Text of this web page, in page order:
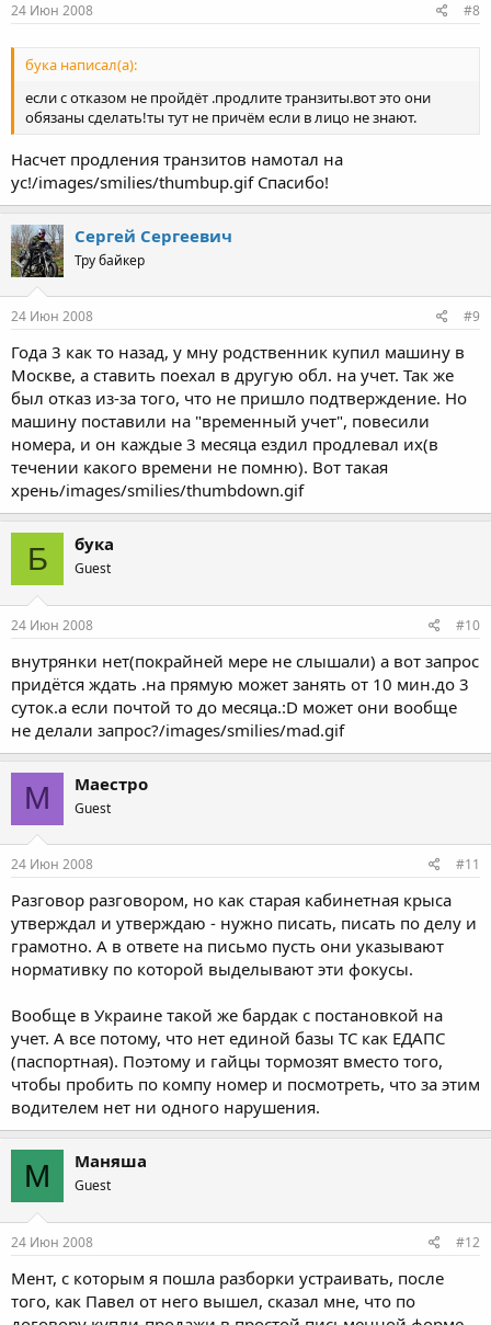
24 Июн 2008 #8
бука написал(а):
если с отказом не пройдёт .продлите транзиты.вот это они
обязаны сделать!ты тут не причём если в лицо не знают.
Насчет продления транзитов намотал на
ус!/images/smilies/thumbup.gif Спасибо!
Сергей Сергеевич
Тру байкер
24 Июн 2008 #9
Года 3 как то назад, у мну родственник купил машину в
Москве, а ставить поехал в другую обл. на учет. Так же
был отказ из-за того, что не пришло подтверждение. Но
машину поставили на "временный учет", повесили
номера, и он каждые 3 месяца ездил продлевал их(в
течении какого времени не помню). Вот такая
хрень/images/smilies/thumbdown.gif
Б бука
Guest
24 Июн 2008 #10
внутрянки нет(покрайней мере не слышали) а вот запрос
придётся ждать .на прямую может занять от 10 мин.до 3
суток.а если почтой то до месяца.:D может они вообще
не делали запрос?/images/smilies/mad.gif
М Маестро
Guest
24 Июн 2008 #11
Разговор разговором, но как старая кабинетная крыса
утверждал и утверждаю - нужно писать, писать по делу и
грамотно. А в ответе на письмо пусть они указывают
нормативку по которой выделывают эти фокусы.
Вообще в Украине такой же бардак с постановкой на
учет. А все потому, что нет единой базы ТС как ЕДАПС
(паспортная). Поэтому и гайцы тормозят вместо того,
чтобы пробить по компу номер и посмотреть, что за этим
водителем нет ни одного нарушения.
М Маняша
Guest
24 Июн 2008 #12
Мент, с которым я пошла разборки устраивать, после
того, как Павел от него вышел, сказал мне, что по